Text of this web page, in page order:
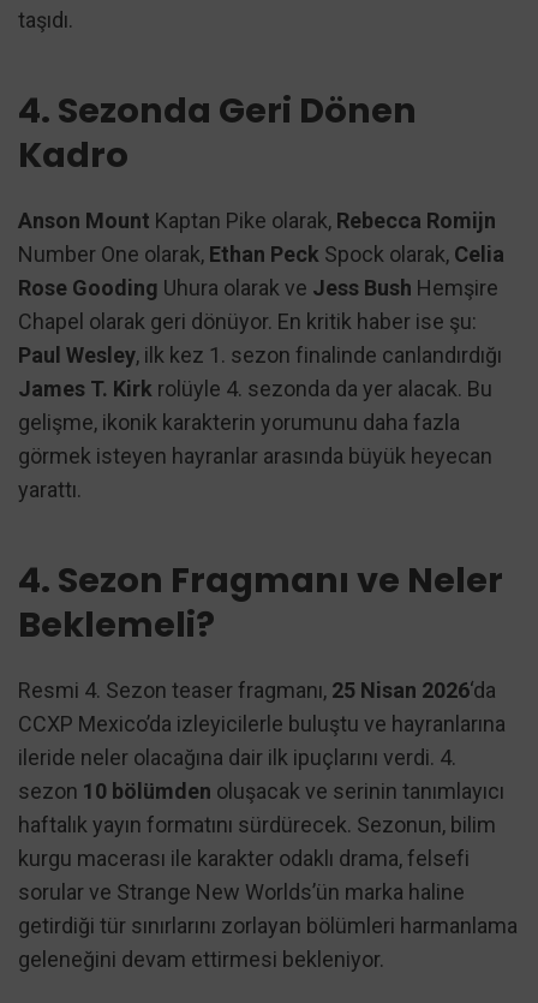
taşıdı.
4. Sezonda Geri Dönen
Kadro
Anson Mount Kaptan Pike olarak, Rebecca Romijn
Number One olarak, Ethan Peck Spock olarak, Celia
Rose Gooding Uhura olarak ve Jess Bush Hemşire
Chapel olarak geri dönüyor. En kritik haber ise şu:
Paul Wesley, ilk kez 1. sezon finalinde canlandırdığı
James T. Kirk rolüyle 4. sezonda da yer alacak. Bu
gelişme, ikonik karakterin yorumunu daha fazla
görmek isteyen hayranlar arasında büyük heyecan
yarattı.
4. Sezon Fragmanı ve Neler
Beklemeli?
Resmi 4. Sezon teaser fragmanı, 25 Nisan 2026‘da
CCXP Mexico’da izleyicilerle buluştu ve hayranlarına
ileride neler olacağına dair ilk ipuçlarını verdi. 4.
sezon 10 bölümden oluşacak ve serinin tanımlayıcı
haftalık yayın formatını sürdürecek. Sezonun, bilim
kurgu macerası ile karakter odaklı drama, felsefi
sorular ve Strange New Worlds’ün marka haline
getirdiği tür sınırlarını zorlayan bölümleri harmanlama
geleneğini devam ettirmesi bekleniyor.